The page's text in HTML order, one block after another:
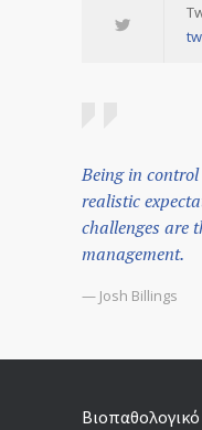
Being in
realistic
challenges are
management.
— Josh Billings